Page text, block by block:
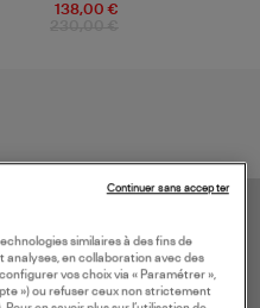
138,00 €
Naturel
similaires à des fins de
en collaboration avec des
vos choix via « Paramétrer »,
») ou refuser ceux non strictement
Continuer sans accepter